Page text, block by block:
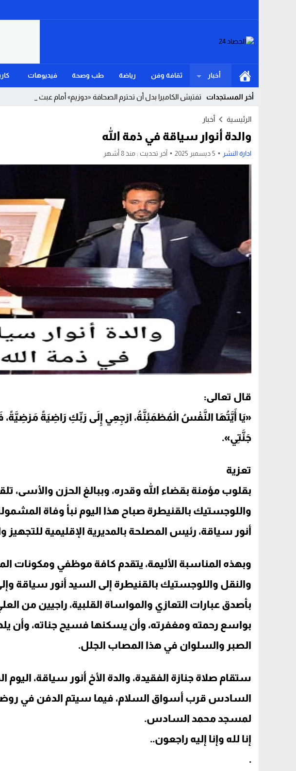
أخبار ثقافة وفن رياضة طب وصحة فيديوهات
أخر المستجدات تفتيش الكاميرا بدل أن تحترم الصحافة «دوزيم» أمام عبث الحرس المد _
Previous
Next
الرئيسية أخبار
والدة أنوار سياقة في ذمة الله
ادارة النشر 5 ديسمبر 2025 آخر تحديث : منذ 8 أشهر
قال تعالى:
«يَا أَيَّتُهَا النَّفْسُ الْمُطْمَئِنَّةُ، ارْجِعِي إِلَى رَبِّكِ رَاضِيَةً
جَنَّتِي».
تعزية
بقلوب مؤمنة بقضاء الله وقدره، وببالغ الحزن والأسى،
واللوجستيك بالقنيطرة صباح هذا اليوم نبأ وفاة
أنور سياقة، رئيس المصلحة بالمديرية الإقليمية
وبهذه المناسبة الأليمة، يتقدم كافة موظفي ومكونات
والنقل واللوجستيك بالقنيطرة إلى السيد أنور سياقة
بأصدق عبارات التعازي والمواساة القلبية، راجيين من
بواسع رحمته ومغفرته، وأن يسكنها فسيح جناته، وأن
الصبر والسلوان في هذا المصاب الجلل.
ستقام صلاة جنازة الفقيدة، والدة الأخ أنور سياقة،
السادس قرب أسواق السلام، فيما سيتم الدفن في
لمسجد محمد السادس.
إنا لله وإنا إليه راجعون..
.